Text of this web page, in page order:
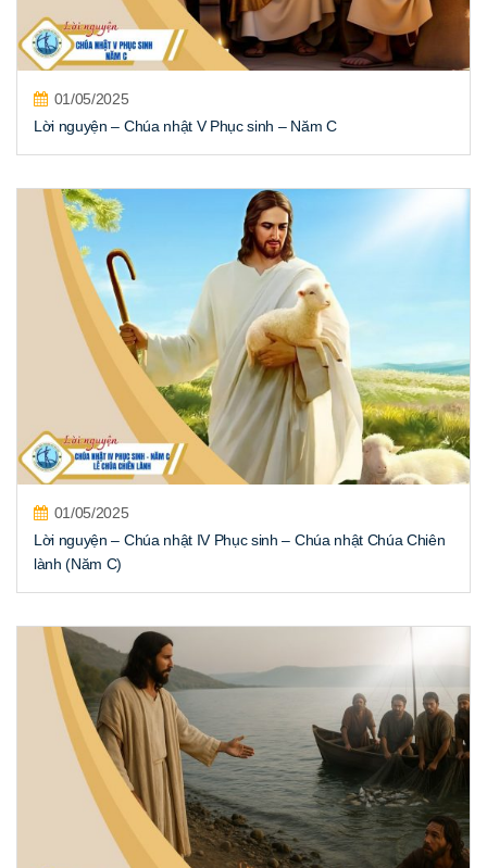
01/05/2025
Lời nguyện – Chúa nhật V Phục sinh – Năm C
01/05/2025
Lời nguyện – Chúa nhật IV Phục sinh – Chúa nhật Chúa Chiên
lành (Năm C)